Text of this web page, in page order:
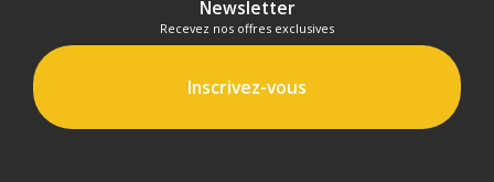
Newsletter
Recevez nos offres exclusives
Inscrivez-vous